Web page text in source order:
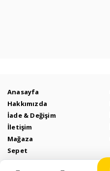
Anasayfa
Hakkımızda
İade & Değişim
İletişim
Mağaza
Sepet